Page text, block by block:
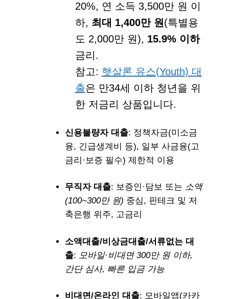
20%, 연 소득 3,500만 원 이
하, 최대 1,400만 원 (특별용
도 2,000만 원), 15.9% 이하
금리.
참고: 햇살론 유스(Youth) 대
출은 만34세 이하 청년을 위
한 저금리 상품입니다.
신용불량자 대출: 정책자금(미소금
융, 긴급생계비 등), 일부 사금융(고
금리·보증 필수) 제한적 이용
무직자 대출: 보증인·담보 또는 소액
(100~300만 원) 중심, 핀테크 및 저
축은행 위주, 고금리
소액대출/비상금대출/서류없는 대
출: 모바일·비대면 300만 원 이하,
간단 심사, 빠른 입금 가능
비대면/온라인 대출: 모바일앱(카카